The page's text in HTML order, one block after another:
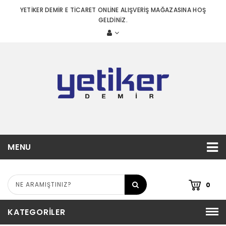
YETİKER DEMİR E TİCARET ONLİNE ALIŞVERİŞ MAĞAZASINA HOŞ
GELDİNİZ.
MENU
0
KATEGORILER